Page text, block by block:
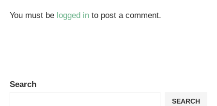
You must be logged in to post a comment.
Search
SEARCH